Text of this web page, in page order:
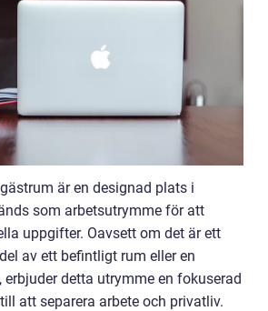
är en designad plats i
som arbetsutrymme för att
uppgifter. Oavsett om det är ett
av ett befintligt rum eller en
detta utrymme en fokuserad
att separera arbete och privatliv.